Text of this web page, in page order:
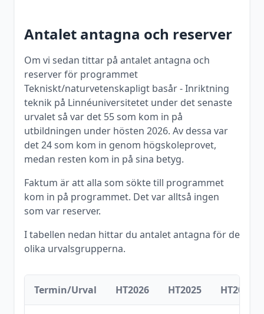
Antalet antagna och reserver
Om vi sedan tittar på antalet antagna och
reserver för programmet
Tekniskt/naturvetenskapligt basår - Inriktning
teknik på Linnéuniversitetet under det senaste
urvalet så var det 55som kom in på
utbildningen under hösten 2026. Av dessa var
det24som kom in genom högskoleprovet,
medan resten kom in på sina betyg.
Faktum är att alla som sökte till programmet
kom in på programmet. Det var alltså ingen
som var reserver.
I tabellen nedan hittar du antalet antagna för de
olika urvalsgrupperna.
Termin/Urval HT2026 HT2025 HT2024